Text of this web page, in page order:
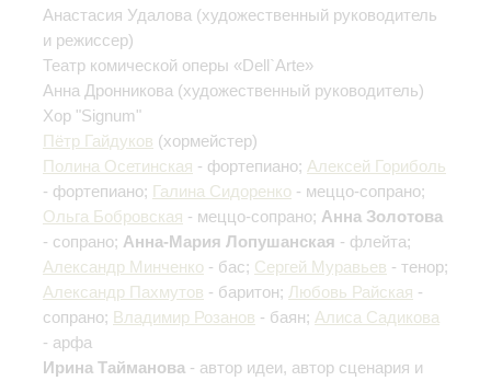
Анастасия Удалова (художественный руководитель
и режиссер)
Театр комической оперы «Dell`Arte»
Анна Дронникова (художественный руководитель)
Хор "Signum"
Пётр Гайдуков (хормейстер)
Полина Осетинская - фортепиано; Алексей Гориболь
- фортепиано; Галина Сидоренко - меццо-сопрано;
Ольга Бобровская - меццо-сопрано; Анна Золотова
- сопрано; Анна-Мария Лопушанская - флейта;
Александр Минченко - бас; Сергей Муравьев - тенор;
Александр Пахмутов - баритон; Любовь Райская -
сопрано; Владимир Розанов - баян; Алиса Садикова
- арфа
Ирина Тайманова - автор идеи, автор сценария и